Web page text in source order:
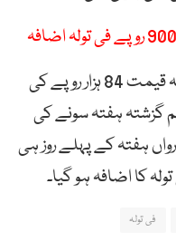
ایک ہفتہ قبل بھی سونے کی فی تولہ قیمت 84 ہزار روپے کی
گزشتہ ہفتہ سونے کی
ہفتہ کے پہلے روز ہی
فی تولہ